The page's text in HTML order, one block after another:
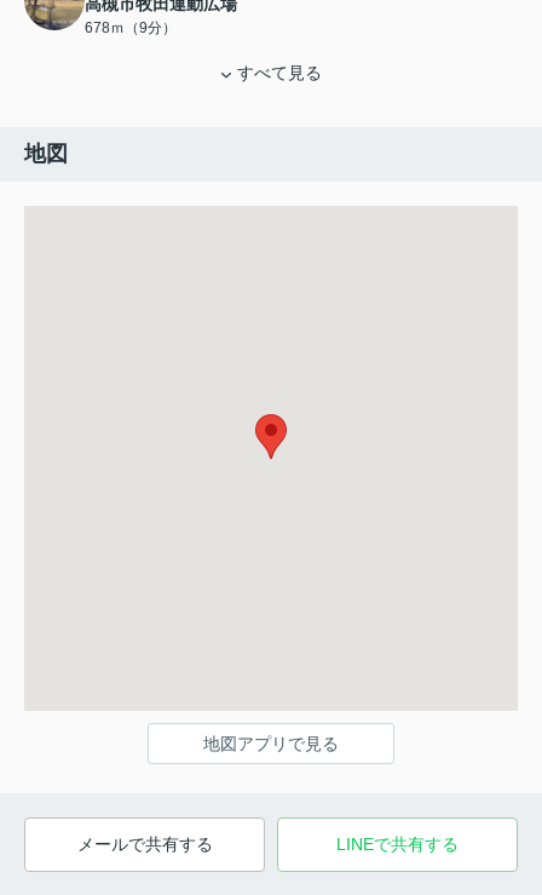
高槻市牧田運動広場
678ｍ（9分）
すべて見る
地図
地図アプリで見る
メールで共有する LINEで共有する